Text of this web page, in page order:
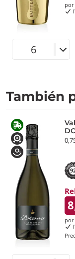
por
También
por